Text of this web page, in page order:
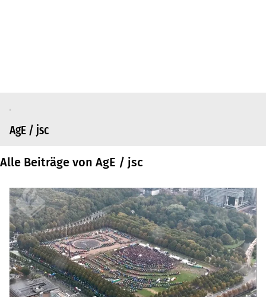
AgE / jsc
Alle Beiträge von AgE / jsc